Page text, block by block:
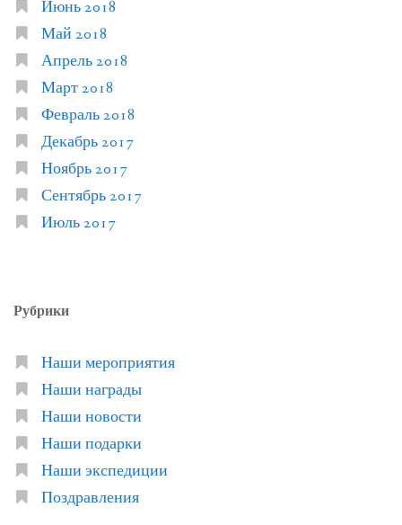
Июнь 2018
Май 2018
Апрель 2018
Март 2018
Февраль 2018
Декабрь 2017
Ноябрь 2017
Сентябрь 2017
Июль 2017
Рубрики
Наши мероприятия
Наши награды
Наши новости
Наши подарки
Наши экспедиции
Поздравления